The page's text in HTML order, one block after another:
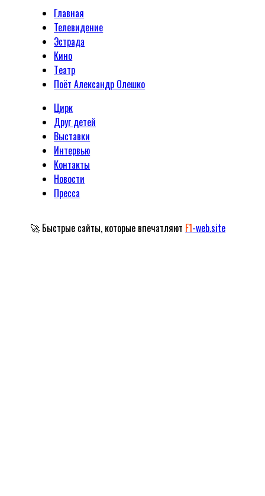
Главная
Телевидение
Эстрада
Кино
Tеатр
Поёт Александр Олешко
Цирк
Друг детей
Выставки
Интервью
Контакты
Новости
Пресса
🚀 Быстрые сайты, которые впечатляют F1-web.site